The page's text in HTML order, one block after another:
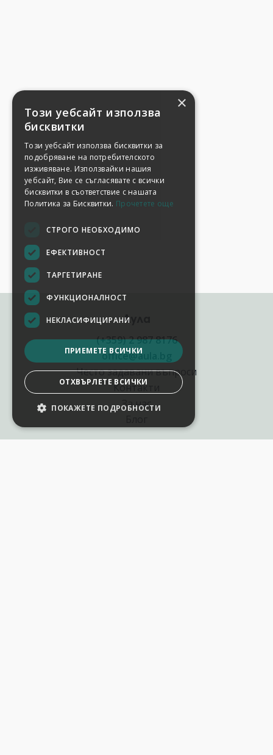
Аула
(+359) 2 987 8176
office@aula.bg
Често задавани въпроси
Контакти
За нас
×
Този уебсайт използва
бисквитки
Този уебсайт използва бисквитки за
подобряване на потребителското
изживяване. Използвайки нашия
уебсайт, Вие се съгласявате с всички
бисквитки в съответствие с нашата
Политика за Бисквитки. Прочетете още
СТРОГО НЕОБХОДИМО
ЕФЕКТИВНОСТ
ТАРГЕТИРАНЕ
ФУНКЦИОНАЛНОСТ
НЕКЛАСИФИЦИРАНИ
ПРИЕМЕТЕ ВСИЧКИ
ОТХВЪРЛЕТЕ ВСИЧКИ
ПОКАЖЕТЕ ПОДРОБНОСТИ